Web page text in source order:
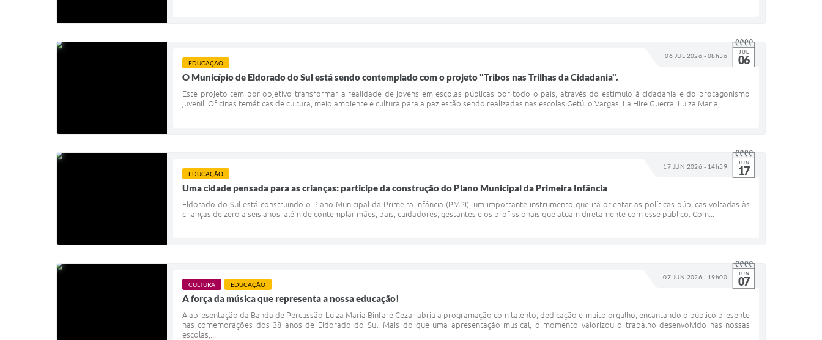
06 JUL 2026 - 08h36 JUL
06
EDUCAÇÃO
O Município de Eldorado do Sul está sendo contemplado com o projeto "Tribos nas Trilhas da Cidadania".
Este projeto tem por objetivo transformar a realidade de jovens em escolas públicas por todo o país, através do estímulo à cidadania e do protagonismo
juvenil. Oficinas temáticas de cultura, meio ambiente e cultura para a paz estão sendo realizadas nas escolas Getúlio Vargas, La Hire Guerra, Luiza Maria,...
17 JUN 2026 - 14h59 JUN
17
EDUCAÇÃO
Uma cidade pensada para as crianças: participe da construção do Plano Municipal da Primeira Infância
Eldorado do Sul está construindo o Plano Municipal da Primeira Infância (PMPI), um importante instrumento que irá orientar as políticas públicas voltadas às
crianças de zero a seis anos, além de contemplar mães, pais, cuidadores, gestantes e os profissionais que atuam diretamente com esse público. Com...
07 JUN 2026 - 19h00 JUN
07
CULTURA EDUCAÇÃO
A força da música que representa a nossa educação!
A apresentação da Banda de Percussão Luiza Maria Binfaré Cezar abriu a programação com talento, dedicação e muito orgulho, encantando o público presente
nas comemorações dos 38 anos de Eldorado do Sul. Mais do que uma apresentação musical, o momento valorizou o trabalho desenvolvido nas nossas
escolas,...